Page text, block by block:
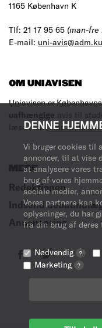
DENNE
Vi bruger cookies til
annoncer, til at vise
at analysere vores
brug af vores
sociale medier,
Vores partnere kan
oplysninger, du har
fra din brug af deres
Nødvendig ?
Marketing ?
1165 København K
Tlf: 21 17 95 65 (man-fre
E-mail: uni-
OM UNIAVISEN
Uniavisen er
uafhængige avis til
læse med.Læs mere om
MERE
Redaktionen
Indsend
Annoncering